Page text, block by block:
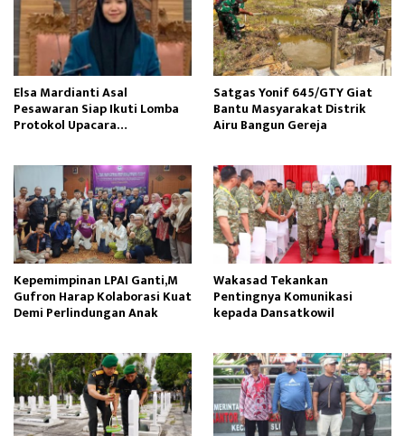
Elsa Mardianti Asal
Pesawaran Siap Ikuti Lomba
Protokol Upacara
Satgas Yonif 645/GTY Giat
Bantu Masyarakat Distrik
Airu Bangun Gereja ‎
Kepemimpinan LPAI Ganti,M
Gufron Harap Kolaborasi Kuat
Demi Perlindungan Anak
Wakasad Tekankan
Pentingnya Komunikasi
kepada Dansatkowil